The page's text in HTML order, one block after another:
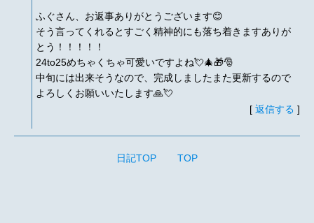
ふぐさん、お返事ありがとうございます😊
そう言ってくれるとすごく精神的にも落ち着きますありが
とう！！！！！
24to25めちゃくちゃ可愛いですよね💘🎄🎁🎅
中旬には出来そうなので、完成しましたまた更新するので
よろしくお願いいたします🙏💘
[ 返信する ]
日記TOP TOP